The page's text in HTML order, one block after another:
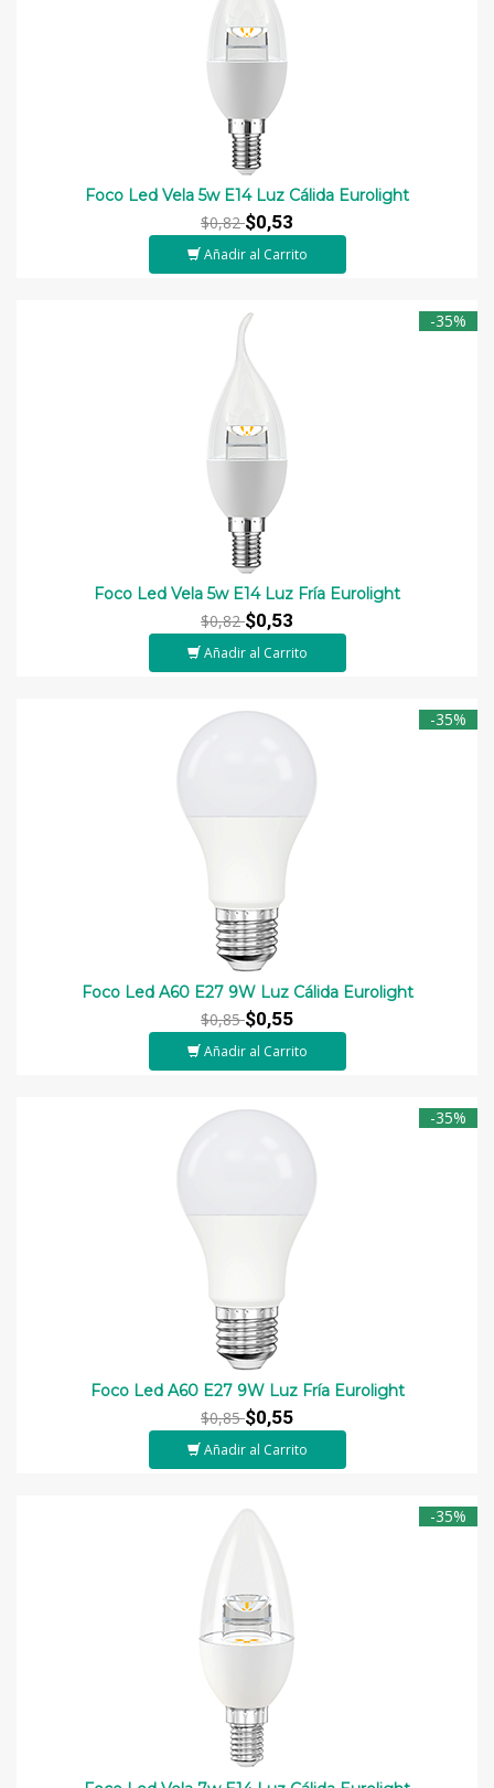
Foco Led Vela 5w E14 Luz Cálida Eurolight
$0,82$0,53
Añadir al Carrito
-35%
Foco Led Vela 5w E14 Luz Fría Eurolight
$0,82$0,53
Añadir al Carrito
-35%
Foco Led A60 E27 9W Luz Cálida Eurolight
$0,85$0,55
Añadir al Carrito
-35%
Foco Led A60 E27 9W Luz Fría Eurolight
$0,85$0,55
Añadir al Carrito
-35%